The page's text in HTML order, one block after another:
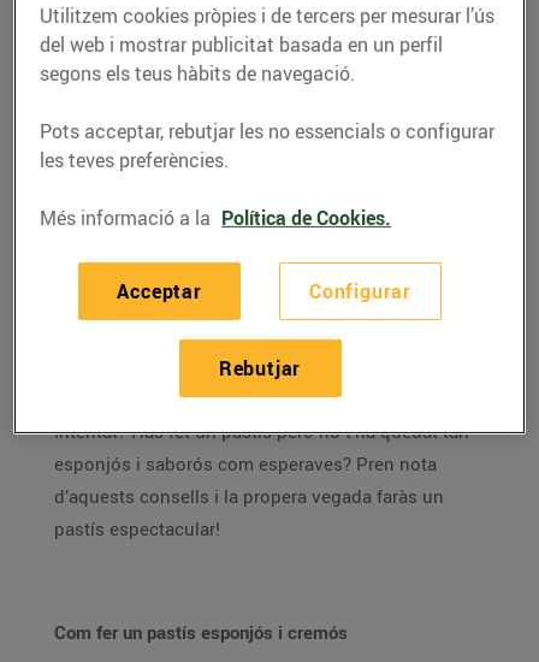
CONSELLS I HÀBITS SALUDABLES
Trucs i consells per fer
un bon pastís
24/d’abril/2020
s’han convertit en un dels passatemps més
practicats per tots nosaltres.
La demanda de farina,
llevat i ous ha crescut molt i això demostra que no
poques persones s’han aventurat a explorar la seva
vena pastissera. És el teu cas? Encara no ho has
intentat? Has fet un pastís però no t’ha quedat tan
esponjós i saborós com esperaves? Pren nota
d’aquests consells i la propera vegada faràs un
pastís espectacular!
Com fer un pastís esponjós i cremós
Utilitzem cookies pròpies i de tercers per mesurar l’ús
del web i mostrar publicitat basada en un perfil
segons els teus hàbits de navegació.
Pots acceptar, rebutjar les no essencials o configurar
les teves preferències.
Més informació a la Política de Cookies.
Configurar
Rebutjar
Acceptar